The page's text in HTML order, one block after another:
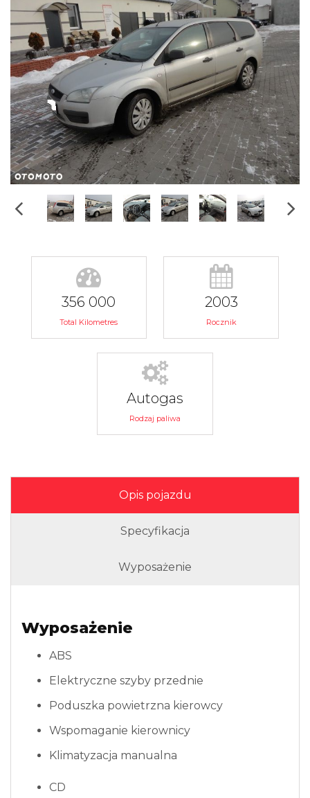
356 000
Total Kilometres
2003
Rocznik
Autogas
Rodzaj paliwa
Opis pojazdu
Specyfikacja
Wyposażenie
Wyposażenie
ABS
Elektryczne szyby przednie
Poduszka powietrzna kierowcy
Wspomaganie kierownicy
Klimatyzacja manualna
CD